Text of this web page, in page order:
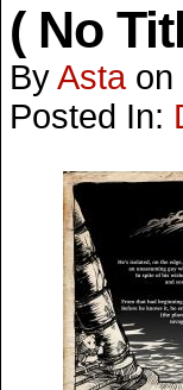
( No
ByAsta on
Posted In: